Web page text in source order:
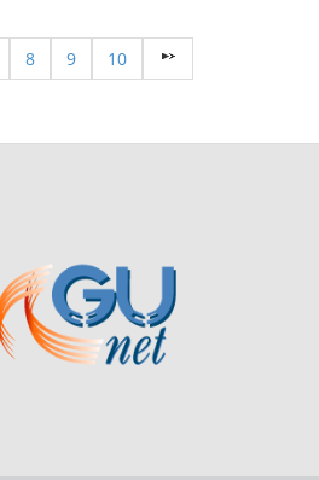
8 9 10